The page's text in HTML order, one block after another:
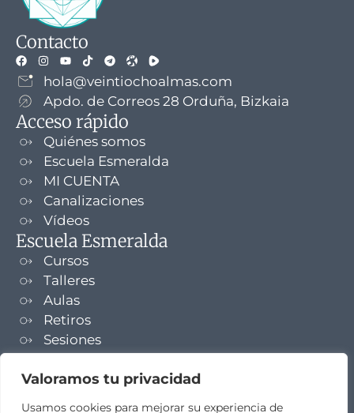
Valoramos tu privacidad
Usamos cookies para mejorar su experiencia de
Contacto
hola@veintiochoalmas.com
Apdo. de Correos 28 Orduña, Bizkaia
Acceso rápido
Quiénes somos
Escuela Esmeralda
MI CUENTA
Canalizaciones
Vídeos
Escuela Esmeralda
Cursos
Talleres
Aulas
Retiros
Sesiones
NEWSLETTER